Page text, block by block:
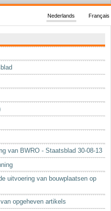
Français
Nederlands
van BWRO - Staatsblad 30-08-13
uitvoering van bouwplaatsen op
opgeheven artikels